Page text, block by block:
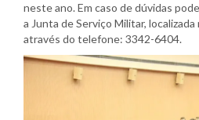
neste ano. Em caso de dúvidas
a Junta de Serviço Militar, localizada
através do telefone: 3342-6404.